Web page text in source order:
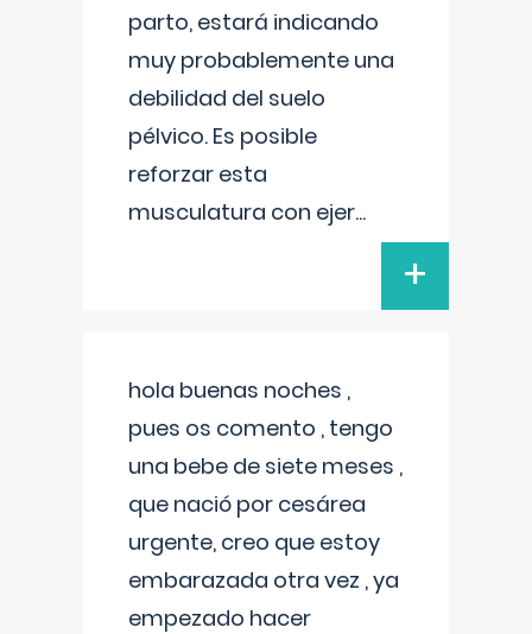
parto, estará indicando
muy probablemente una
debilidad del suelo
pélvico. Es posible
reforzar esta
musculatura con ejer...
+
hola buenas noches ,
pues os comento , tengo
una bebe de siete meses ,
que nació por cesárea
urgente, creo que estoy
embarazada otra vez , ya
empezado hacer